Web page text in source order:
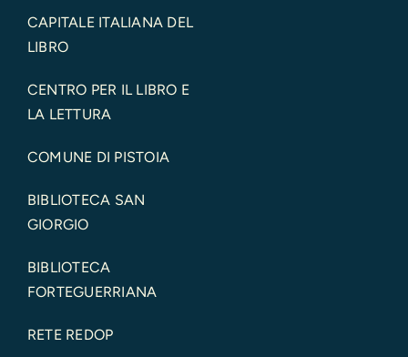
CAPITALE ITALIANA DEL
LIBRO
CENTRO PER IL LIBRO E
LA LETTURA
COMUNE DI PISTOIA
BIBLIOTECA SAN
GIORGIO
BIBLIOTECA
FORTEGUERRIANA
RETE REDOP